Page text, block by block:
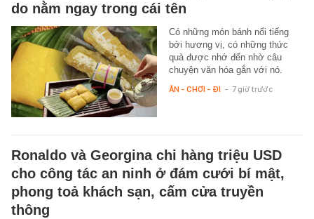
do nằm ngay trong cái tên
Có những món bánh nổi tiếng
bởi hương vị, có những thức
quà được nhớ đến nhờ câu
chuyện văn hóa gắn với nó.
ĂN - CHƠI - ĐI - 7 giờ trước
Ronaldo và Georgina chi hàng triệu USD
cho công tác an ninh ở đám cưới bí mật,
phong toả khách sạn, cấm cửa truyền
thông